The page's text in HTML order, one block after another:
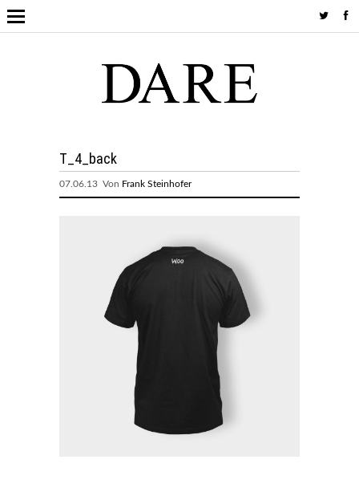
T_4_back
07.06.13 Von Frank Steinhofer